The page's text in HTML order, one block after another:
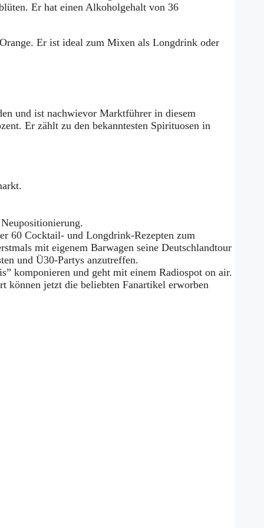
Er hat einen Alkoholgehalt von 36
Er ist ideal zum Mixen als Longdrink oder
und ist nachwievor Marktführer in diesem
Er zählt zu den bekanntesten Spirituosen in
60 Cocktail- und Longdrink-Rezepten zum
mit eigenem Barwagen seine Deutschlandtour
und Ü30-Partys anzutreffen.
komponieren und geht mit einem Radiospot on air.
können jetzt die beliebten Fanartikel erworben